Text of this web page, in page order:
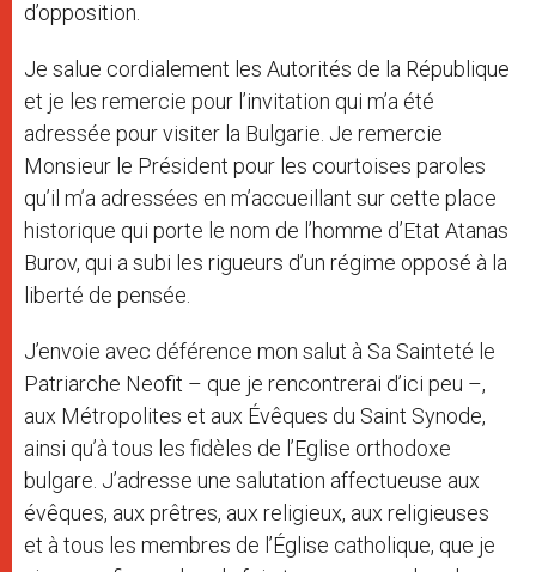
d’opposition.
Je salue cordialement les Autorités de la République
et je les remercie pour l’invitation qui m’a été
adressée pour visiter la Bulgarie. Je remercie
Monsieur le Président pour les courtoises paroles
qu’il m’a adressées en m’accueillant sur cette place
historique qui porte le nom de l’homme d’Etat Atanas
Burov, qui a subi les rigueurs d’un régime opposé à la
liberté de pensée.
J’envoie avec déférence mon salut à Sa Sainteté le
Patriarche Neofit – que je rencontrerai d’ici peu –,
aux Métropolites et aux Évêques du Saint Synode,
ainsi qu’à tous les fidèles de l’Eglise orthodoxe
bulgare. J’adresse une salutation affectueuse aux
évêques, aux prêtres, aux religieux, aux religieuses
et à tous les membres de l’Église catholique, que je